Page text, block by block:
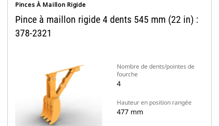
Pinces À Maillon Rigide
Pince à maillon rigide 4 dents 545 mm (22 in) :
378-2321
Nombre de dents/pointes de
fourche
4
Hauteur en position rangée
477 mm